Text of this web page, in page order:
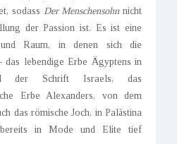
sodass Der Menschensohnnicht
der Passion ist. Es ist eine
Raum, in denen sich die
das lebendige Erbe Ägyptens in
der Schrift Israels, das
Erbe Alexanders, von dem
das römische Joch, in Palästina
in Mode und Elite tief